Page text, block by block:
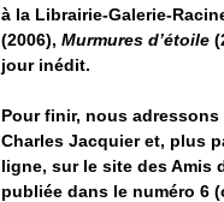
à la Librairie-Galerie-
(2006), Murmures d’étoile
jour inédit.
Pour finir, nous adressons
Charles Jacquier et, plus
ligne, sur le site des Amis
publiée dans le numéro 6